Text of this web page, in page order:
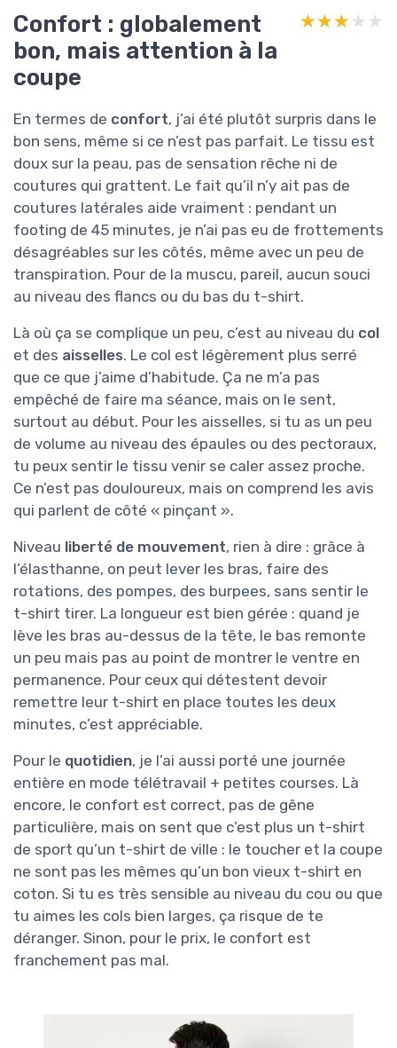
Confort : globalement
bon, mais attention à la
coupe
★★★★★
★★★★★
En termes de confort, j’ai été plutôt surpris dans le
bon sens, même si ce n’est pas parfait. Le tissu est
doux sur la peau, pas de sensation rêche ni de
coutures qui grattent. Le fait qu’il n’y ait pas de
coutures latérales aide vraiment : pendant un
footing de 45 minutes, je n’ai pas eu de frottements
désagréables sur les côtés, même avec un peu de
transpiration. Pour de la muscu, pareil, aucun souci
au niveau des flancs ou du bas du t-shirt.
Là où ça se complique un peu, c’est au niveau du col
et des aisselles. Le col est légèrement plus serré
que ce que j’aime d’habitude. Ça ne m’a pas
empêché de faire ma séance, mais on le sent,
surtout au début. Pour les aisselles, si tu as un peu
de volume au niveau des épaules ou des pectoraux,
tu peux sentir le tissu venir se caler assez proche.
Ce n’est pas douloureux, mais on comprend les avis
qui parlent de côté « pinçant ».
Niveau liberté de mouvement, rien à dire : grâce à
l’élasthanne, on peut lever les bras, faire des
rotations, des pompes, des burpees, sans sentir le
t-shirt tirer. La longueur est bien gérée : quand je
lève les bras au-dessus de la tête, le bas remonte
un peu mais pas au point de montrer le ventre en
permanence. Pour ceux qui détestent devoir
remettre leur t-shirt en place toutes les deux
minutes, c’est appréciable.
Pour le quotidien, je l’ai aussi porté une journée
entière en mode télétravail + petites courses. Là
encore, le confort est correct, pas de gêne
particulière, mais on sent que c’est plus un t-shirt
de sport qu’un t-shirt de ville : le toucher et la coupe
ne sont pas les mêmes qu’un bon vieux t-shirt en
coton. Si tu es très sensible au niveau du cou ou que
tu aimes les cols bien larges, ça risque de te
déranger. Sinon, pour le prix, le confort est
franchement pas mal.